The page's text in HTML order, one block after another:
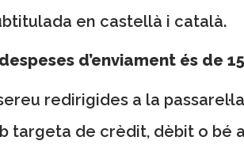
en castellà i català.
d’enviament és de
redirigides a la
targeta de crèdit, dèbit o bé